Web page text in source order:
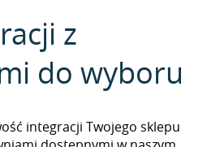
z
do wyboru
integracji Twojego sklepu